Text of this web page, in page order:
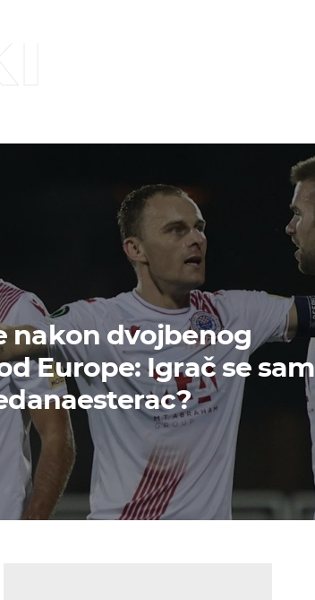
nakon dvojbenog
Europe: Igrač se sam